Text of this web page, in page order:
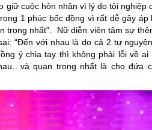
cuộc hôn nhân vì lý do tội nghiệp
1 phúc bốc đồng vì rất dễ gây áp
trọng nhất”. Nữ diễn viên tâm sự
“Đến với nhau là do cả 2 tự
ý chia tay thì không phải lỗi về ai
quan trọng nhất là cho đứa